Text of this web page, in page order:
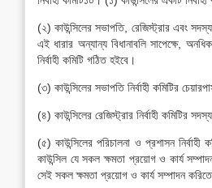
(২) কাউন্সিলের সভাপতি, রেজিস্ট্রার এবং
এই ধারার অন্যান্য বিধানাবলি সাপেক্ষে,
নির্বাহী কমিটি গঠিত হইবে।
(৩) কাউন্সিলের সভাপতি নির্বাহী কমিটির
(৪) কাউন্সিলের রেজিস্ট্রার নির্বাহী কমিটির
(৫) কাউন্সিলের পরিচালনা ও প্রশাসন
কাউন্সিল যে সকল ক্ষমতা প্রয়োগ ও কার্য সম্পাদন
সেই সকল ক্ষমতা প্রয়োগ ও কার্য সম্পাদন করিতে